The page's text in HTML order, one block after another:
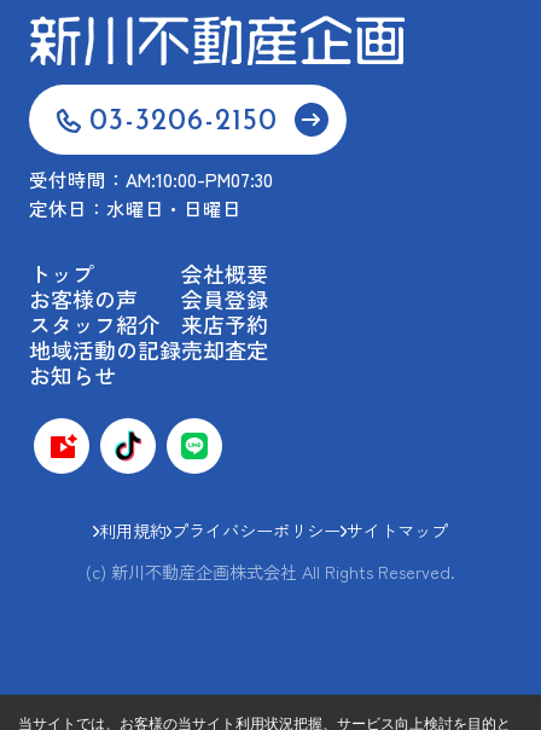
03-3206-2150
受付時間：AM:10:00-PM07:30
定休日：水曜日・日曜日
トップ
お客様の声
スタッフ紹介
地域活動の記録
お知らせ
会社概要
会員登録
来店予約
売却査定
利用規約 プライバシーポリシー サイトマップ
(c) 新川不動産企画株式会社 All Rights Reserved.
当サイトでは、お客様の当サイト利用状況把握、サービス向上検討を目的と